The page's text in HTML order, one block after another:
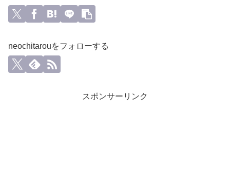
neochitarouをフォローする
スポンサーリンク